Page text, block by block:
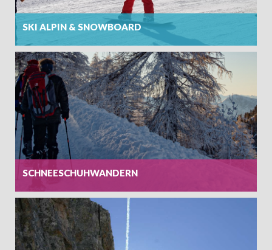
SKI ALPIN & SNOWBOARD
SCHNEESCHUHWANDERN